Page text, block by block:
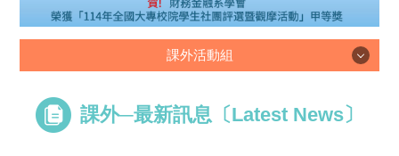
課外活動組
課外活動組
課外─最新訊息〔Latest News〕